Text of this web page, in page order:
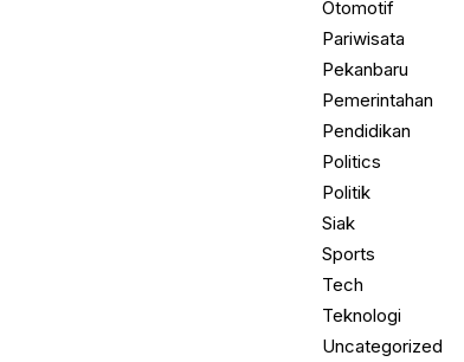
Otomotif
Pariwisata
Pekanbaru
Pemerintahan
Pendidikan
Politics
Politik
Siak
Sports
Tech
Teknologi
Uncategorized